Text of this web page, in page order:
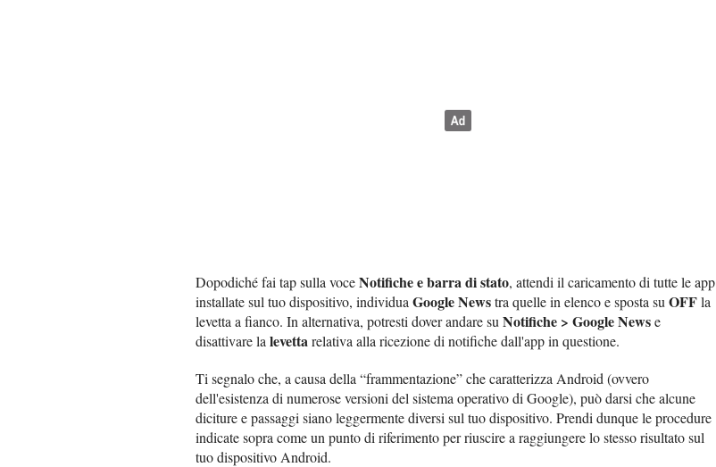
Dopodiché fai tap sulla voceNotifiche e barra di stato, attendi il caricamento di tutte le app
installate sul tuo dispositivo, individua Google Newstra quelle in elenco e sposta su OFFla
levetta a fianco. In alternativa, potresti dover andare su Notifiche > Google Newse
disattivare la levetta relativa alla ricezione di notifiche dall'app in questione.
Ti segnalo che, a causa della “frammentazione” che caratterizza Android (ovvero
dell'esistenza di numerose versioni del sistema operativo di Google), può darsi che alcune
diciture e passaggi siano leggermente diversi sul tuo dispositivo. Prendi dunque le procedure
indicate sopra come un punto di riferimento per riuscire a raggiungere lo stesso risultato sul
tuo dispositivo Android.